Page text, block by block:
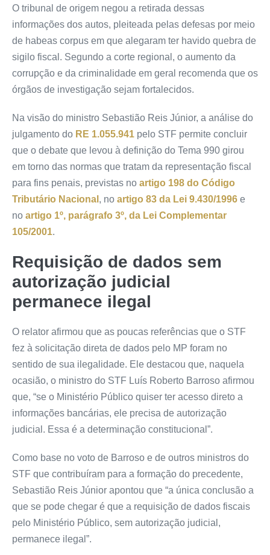
O tribunal de origem negou a retirada dessas
informações dos autos, pleiteada pelas defesas por meio
de habeas corpus em que alegaram ter havido quebra de
sigilo fiscal. Segundo a corte regional, o aumento da
corrupção e da criminalidade em geral recomenda que os
órgãos de investigação sejam fortalecidos.
Na visão do ministro Sebastião Reis Júnior, a análise do
julgamento do RE 1.055.941 pelo STF permite concluir
que o debate que levou à definição do Tema 990 girou
em torno das normas que tratam da representação fiscal
para fins penais, previstas no artigo 198 do Código
Tributário Nacional , no artigo 83 da Lei 9.430/1996 e
no artigo 1º, parágrafo 3º, da Lei Complementar
105/2001.
Requisição de dados sem
autorização judicial
permanece ilegal
O relator afirmou que as poucas referências que o STF
fez à solicitação direta de dados pelo MP foram no
sentido de sua ilegalidade. Ele destacou que, naquela
ocasião, o ministro do STF Luís Roberto Barroso afirmou
que, “se o Ministério Público quiser ter acesso direto a
informações bancárias, ele precisa de autorização
judicial. Essa é a determinação constitucional”.
Como base no voto de Barroso e de outros ministros do
STF que contribuíram para a formação do precedente,
Sebastião Reis Júnior apontou que “a única conclusão a
que se pode chegar é que a requisição de dados fiscais
pelo Ministério Público, sem autorização judicial,
permanece ilegal”.